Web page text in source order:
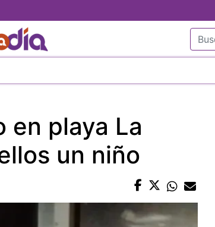
al
contenido
principal
en playa La
un niño